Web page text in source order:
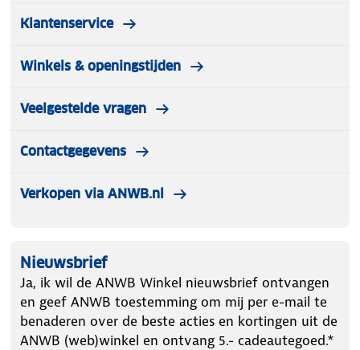
Klantenservice
Winkels & openingstijden
Veelgestelde vragen
Contactgegevens
Verkopen via ANWB.nl
Nieuwsbrief
Ja, ik wil de ANWB Winkel nieuwsbrief ontvangen
en geef ANWB toestemming om mij per e-mail te
benaderen over de beste acties en kortingen uit de
ANWB (web)winkel en ontvang 5.- cadeautegoed.*